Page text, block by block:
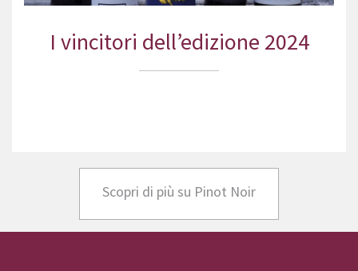
I vincitori dell’edizione 2024
Scopri di più su Pinot Noir